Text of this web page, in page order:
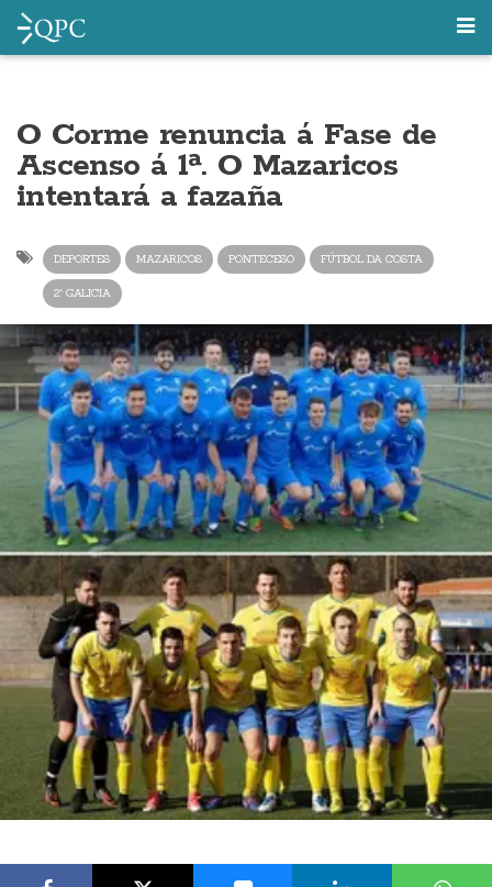
O Corme renuncia á Fase de
Ascenso á 1ª. O Mazaricos
intentará a fazaña
DEPORTES MAZARICOS PONTECESO FÚTBOL DA COSTA
2ª GALICIA